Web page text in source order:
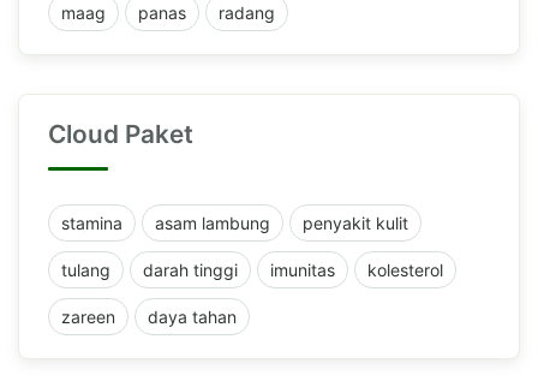
maag panas radang
Cloud Paket
stamina asam lambung penyakit kulit
tulang darah tinggi imunitas kolesterol
zareen daya tahan